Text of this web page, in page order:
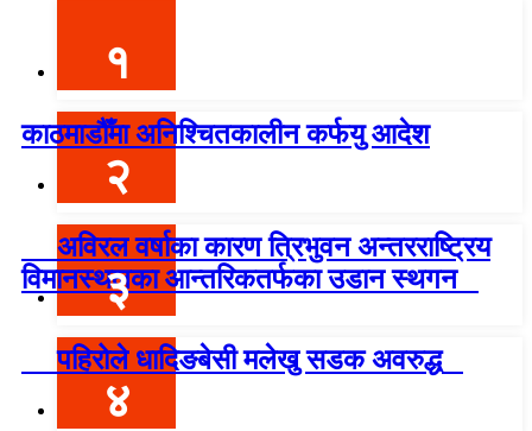
१
काठमाडौँमा अनिश्चितकालीन कर्फयु आदेश
२
अविरल वर्षाका कारण त्रिभुवन अन्तरराष्ट्रिय
विमानस्थलका आन्तरिकतर्फका उडान स्थगन
३
पहिरोले धादिङबेसी मलेखु सडक अवरुद्ध
४